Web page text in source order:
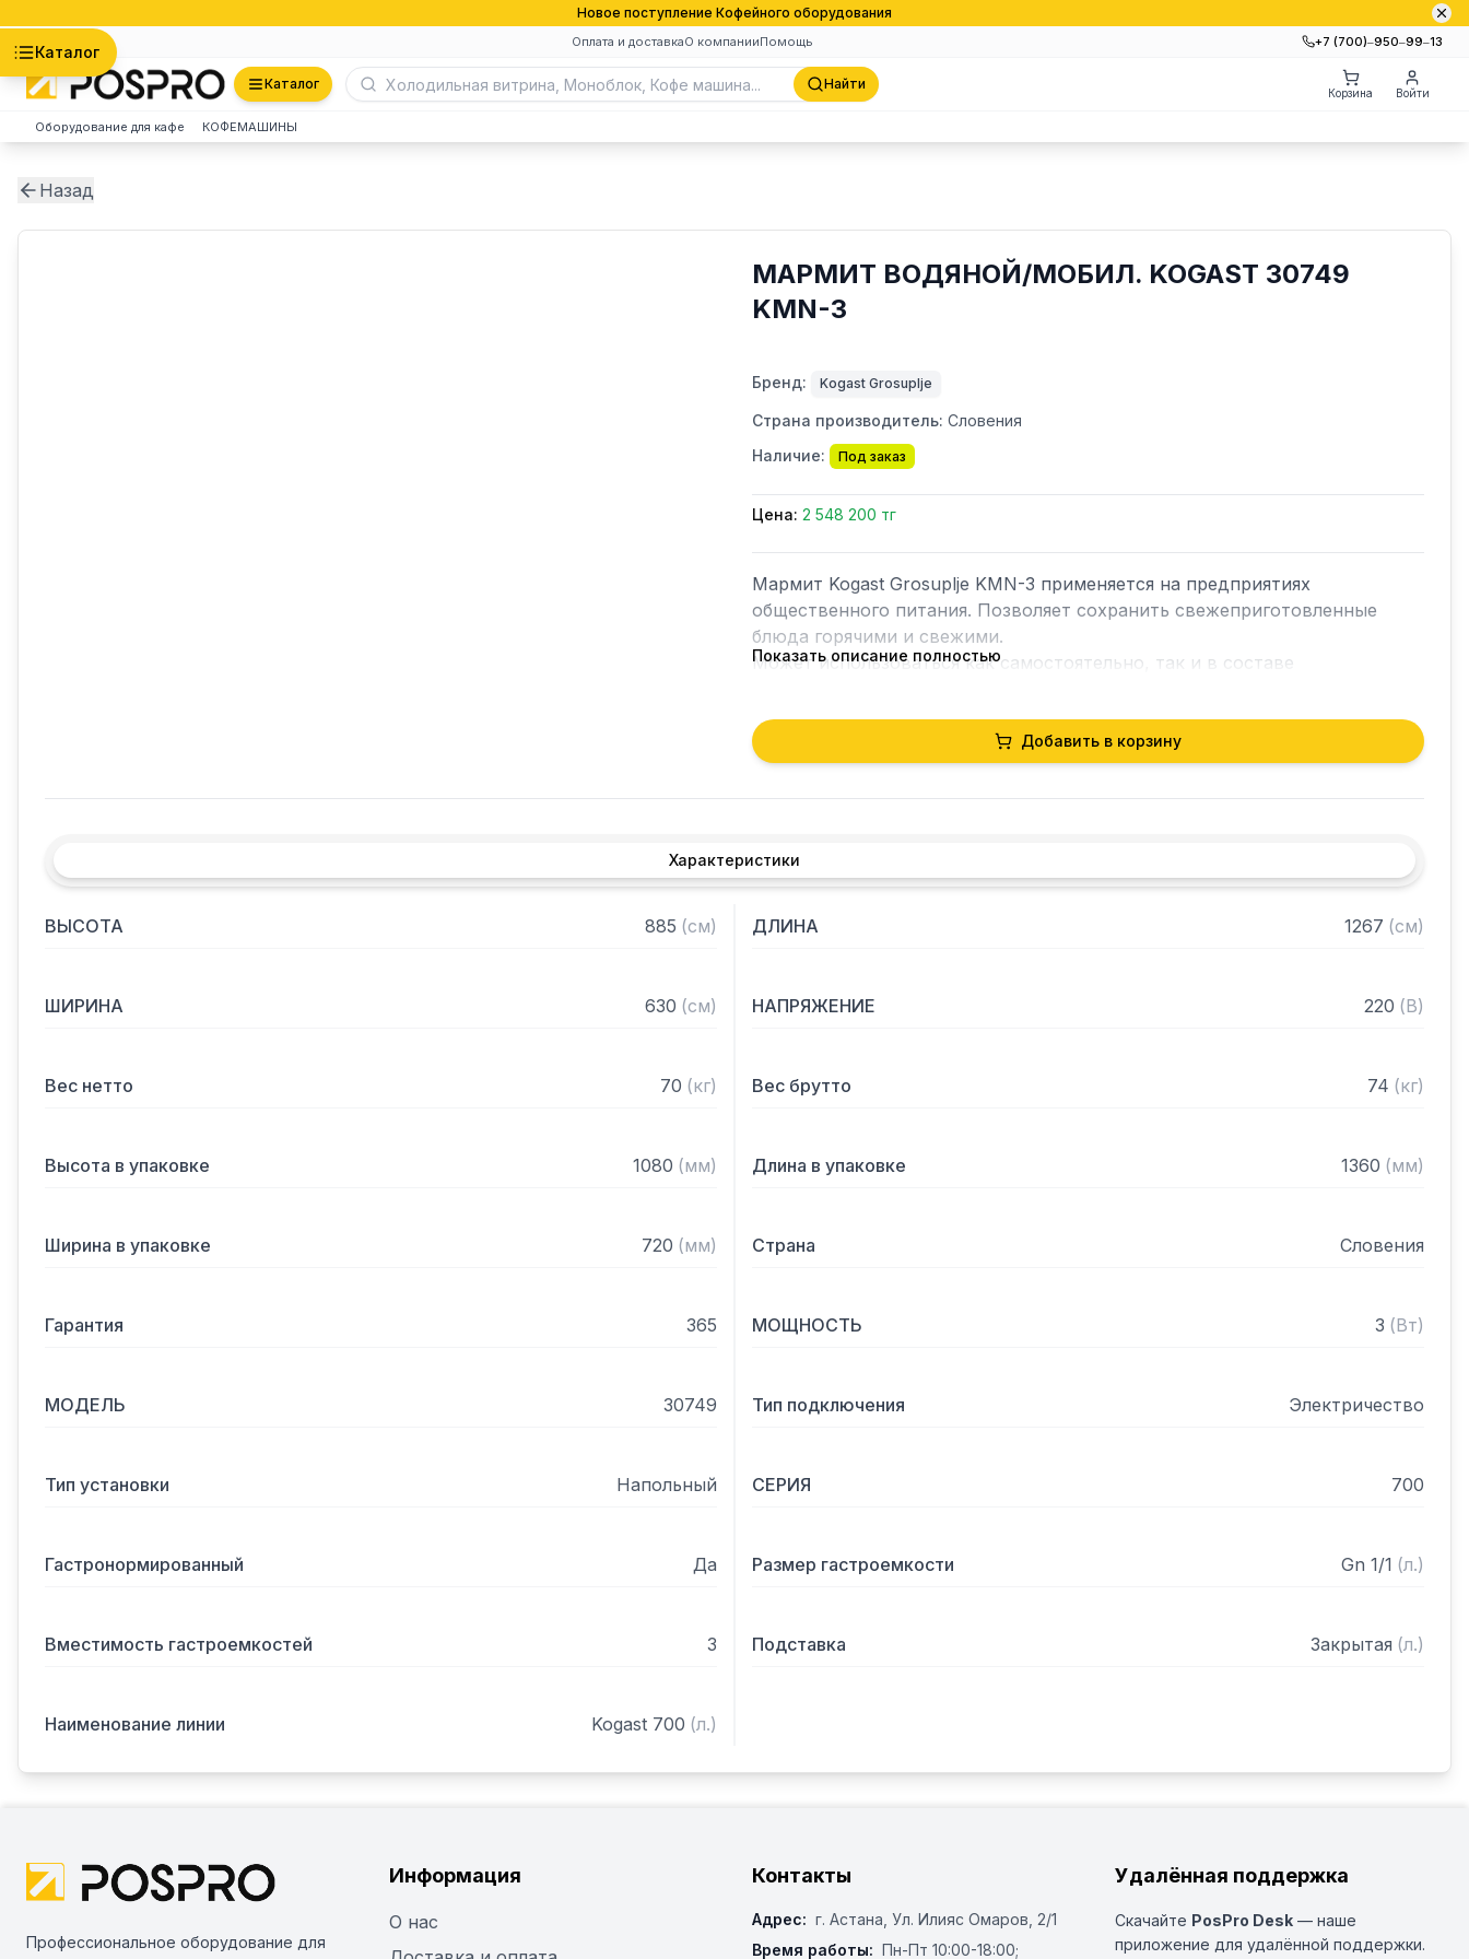
Новое поступление Кофейного оборудования
Оплата и доставкаО компанииПомощь +7 (700)‒950‒99‒13
Каталог
Каталог Найти
Корзина Войти
Оборудование для кафе КОФЕМАШИНЫ
Назад
МАРМИТ ВОДЯНОЙ/МОБИЛ. KOGAST 30749
KMN-3
Бренд: Kogast Grosuplje
Страна производитель: Словения
Наличие:
Под заказ
Цена: 2 548 200 тг
Мармит Kogast Grosuplje KMN-3 применяется на предприятиях
общественного питания. Позволяет сохранить свежеприготовленные
блюда горячими и свежими.
Может использоваться как самостоятельно, так и в составе
передвижения.
Гастроемкости в комплект не входят.
Показать описание полностью
Добавить в корзину
Характеристики
ВЫСОТА 885 (см) ДЛИНА 1267 (см)
ШИРИНА 630 (см) НАПРЯЖЕНИЕ 220 (В)
Вес нетто 70 (кг) Вес брутто 74 (кг)
Высота в упаковке 1080 (мм) Длина в упаковке 1360 (мм)
Ширина в упаковке 720 (мм) Страна Словения
Гарантия 365 МОЩНОСТЬ 3 (Вт)
МОДЕЛЬ 30749 Тип подключения Электричество
Тип установки Напольный СЕРИЯ 700
Гастронормированный Да Размер гастроемкости Gn 1/1 (л.)
Вместимость гастроемкостей 3 Подставка Закрытая (л.)
Наименование линии Kogast 700 (л.)
Профессиональное оборудование для
Информация
О нас
Контакты
Адрес: г. Астана, ​Ул. Илияс Омаров, 2/1
Время работы: Пн-Пт 10:00-18:00;
Удалённая поддержка
Скачайте PosPro Desk — наше
приложение для удалённой поддержки.